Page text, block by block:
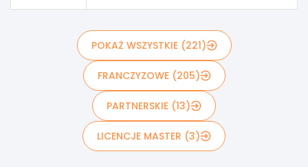
POKAŻ WSZYSTKIE (221)
FRANCZYZOWE (205)
PARTNERSKIE (13)
LICENCJE MASTER (3)